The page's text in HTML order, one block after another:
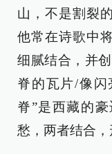
山，不是割裂
他常在诗歌中
细腻结合，并
脊的瓦片/像闪
脊”是西藏的
愁，两者结合，